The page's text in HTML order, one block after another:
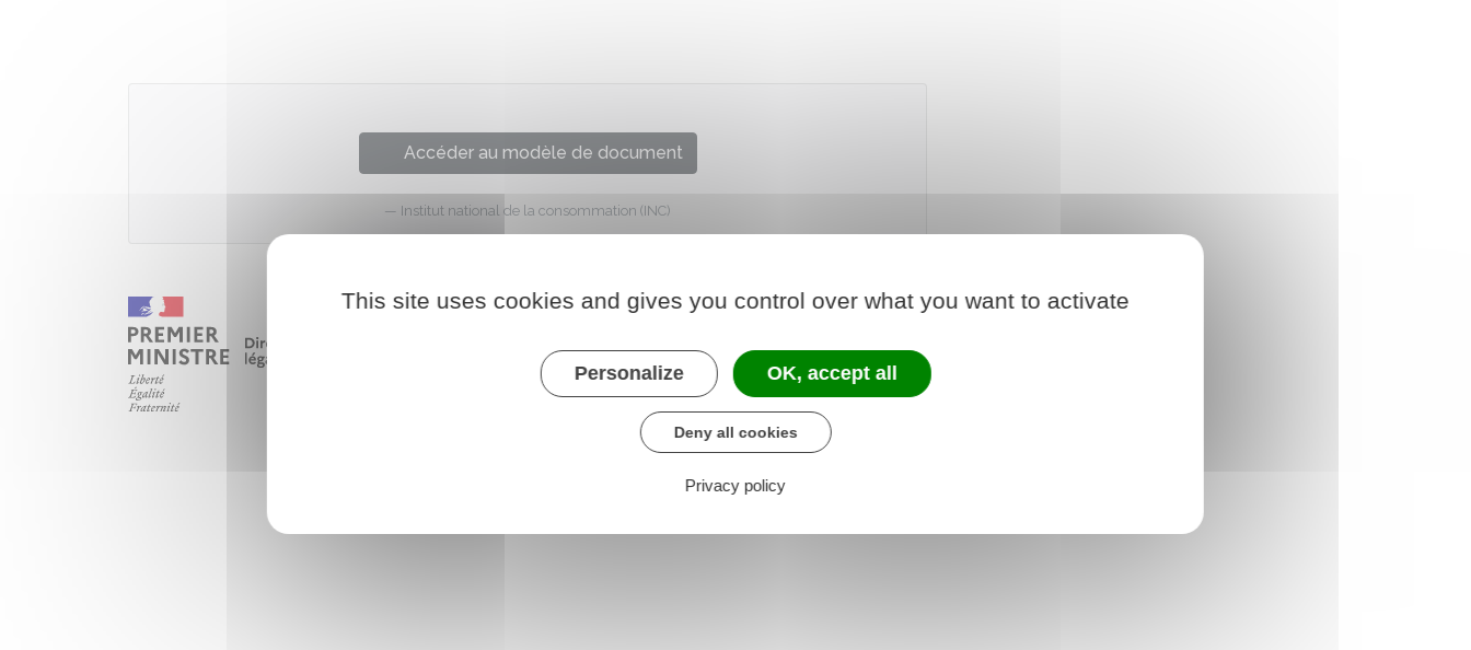
Accéder au modèle de document
Institut national de la consommation (INC)
This site uses cookies and gives you control over what you want to activate
Personalize OK, accept all
Deny all cookies
Privacy policy